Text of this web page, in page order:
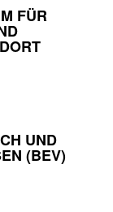
FÜR
UND
(BEV)